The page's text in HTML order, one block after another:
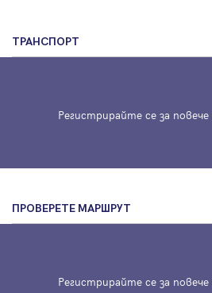
ТРАНСПОРТ
Регистрирайте се за
ПРОВЕРЕТЕ МАРШРУТ
Регистрирайте се за